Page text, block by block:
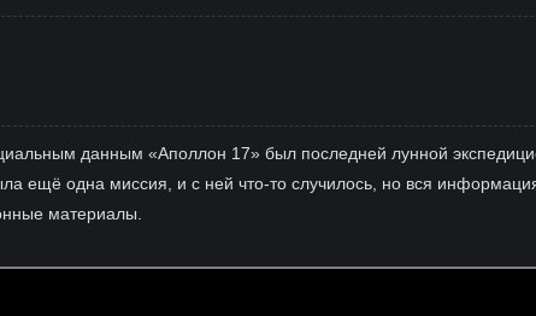
данным «Аполлон 17» был последней лунной
ещё одна миссия, и с ней что-то случилось, но вся
материалы.